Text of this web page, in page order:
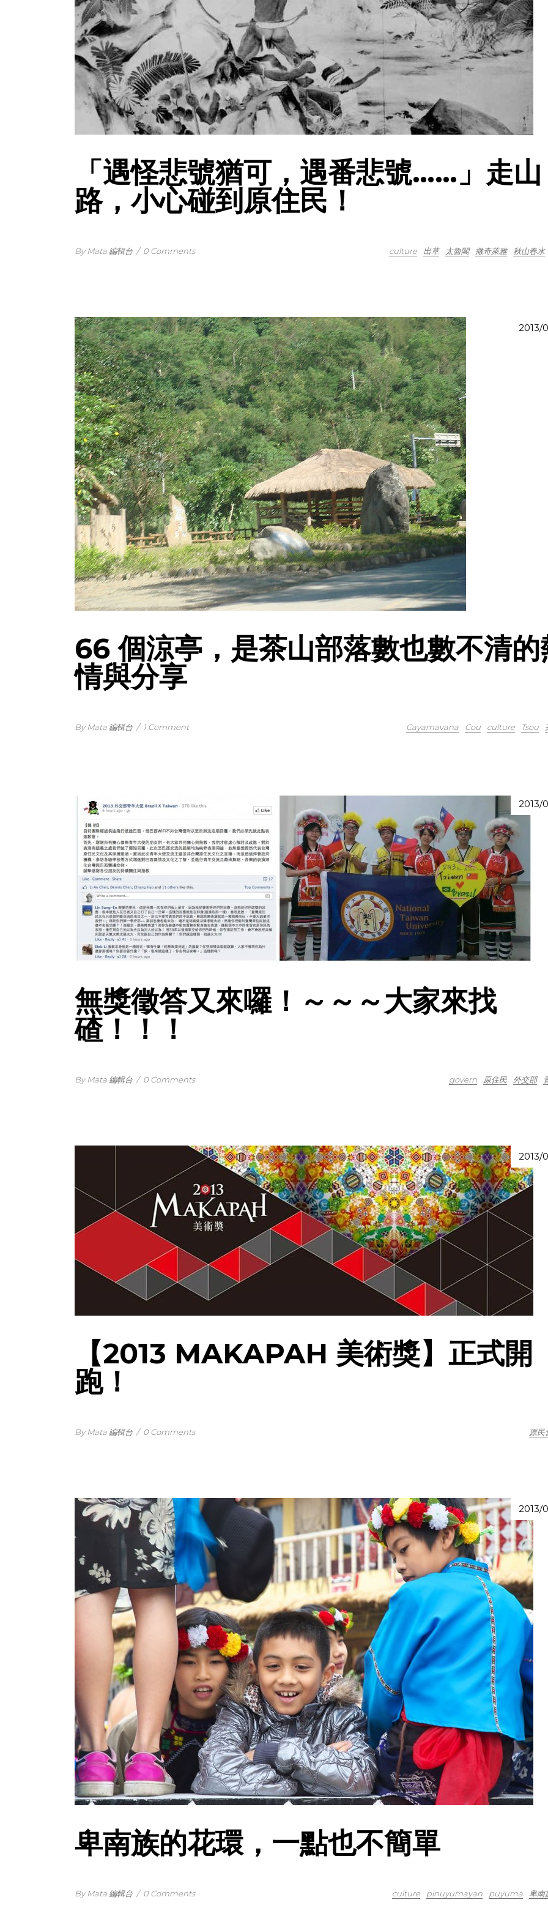
「遇怪悲號猶可，遇番悲號……」走山
路，小心碰到原住民！
By Mata 編輯台 / 0 Comments culture 出草 太魯閣 撒奇萊雅 秋山春水
2013/
66 個涼亭，是茶山部落數也數不清的
情與分享
By Mata 編輯台 / 1 Comment Cayamavana Cou culture Tsou
2013/
無獎徵答又來囉！～～～大家來找
碴！！！
By Mata 編輯台 / 0 Comments govern 原住民 外交部
2013/
【2013 MAKAPAH 美術獎】正式開
跑！
By Mata 編輯台 / 0 Comments 原民
2013/
卑南族的花環，一點也不簡單
By Mata 編輯台 / 0 Comments culture pinuyumayan puyuma 卑南